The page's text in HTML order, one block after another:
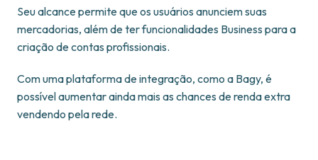
Seu alcance permite que os usuários anunciem suas
mercadorias, além de ter funcionalidades Business para a
criação de contas profissionais.
Com uma plataforma de integração, como a Bagy, é
possível aumentar ainda mais as chances de renda extra
vendendo pela rede.